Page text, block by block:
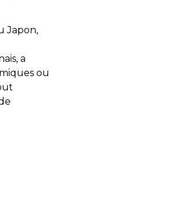
Japon,
a
ou